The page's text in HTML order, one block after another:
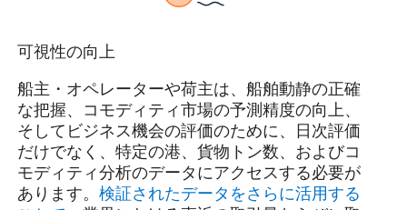
可視性の向上
船主・オペレーターや荷主は、船舶動静の正確
な把握、コモディティ市場の予測精度の向上、
そしてビジネス機会の評価のために、日次評価
だけでなく、特定の港、貨物トン数、およびコ
モディティ分析のデータにアクセスする必要が
あります。 検証されたデータをさらに活用する